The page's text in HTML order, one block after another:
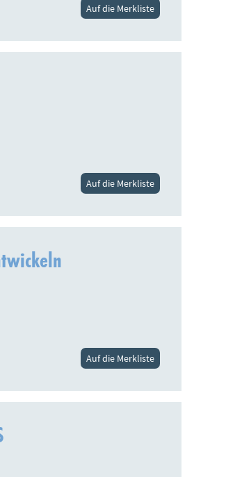
Auf die Merkliste
Auf die Merkliste
Auf die Merkliste